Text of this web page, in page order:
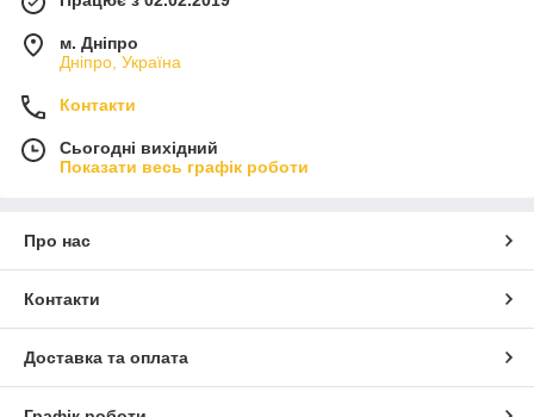
м. Дніпро
Дніпро, Україна
Контакти
Сьогодні вихідний
Показати весь графік роботи
Про нас
Контакти
Доставка та оплата